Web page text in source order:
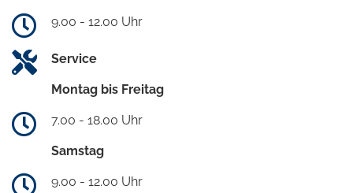
9.00 - 12.00 Uhr
Service
Montag bis Freitag
7.00 - 18.00 Uhr
Samstag
9.00 - 12.00 Uhr